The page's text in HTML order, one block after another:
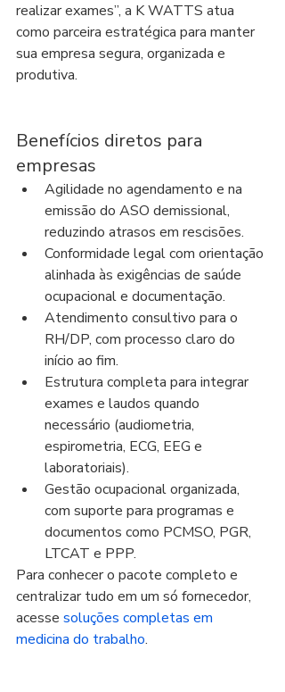
realizar exames”, a K WATTS atua
como parceira estratégica para manter
sua empresa segura, organizada e
produtiva.
Benefícios diretos para
empresas
Agilidade no agendamento e na
emissão do ASO demissional,
reduzindo atrasos em rescisões.
Conformidade legal com orientação
alinhada às exigências de saúde
ocupacional e documentação.
Atendimento consultivo para o
RH/DP, com processo claro do
início ao fim.
Estrutura completa para integrar
exames e laudos quando
necessário (audiometria,
espirometria, ECG, EEG e
laboratoriais).
Gestão ocupacional organizada,
com suporte para programas e
documentos como PCMSO, PGR,
LTCAT e PPP.
Para conhecer o pacote completo e
centralizar tudo em um só fornecedor,
acesse soluções completas em
medicina do trabalho.